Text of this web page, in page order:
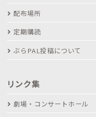
配布場所
定期購読
ぶらPAL投稿について
リンク集
劇場・コンサートホール